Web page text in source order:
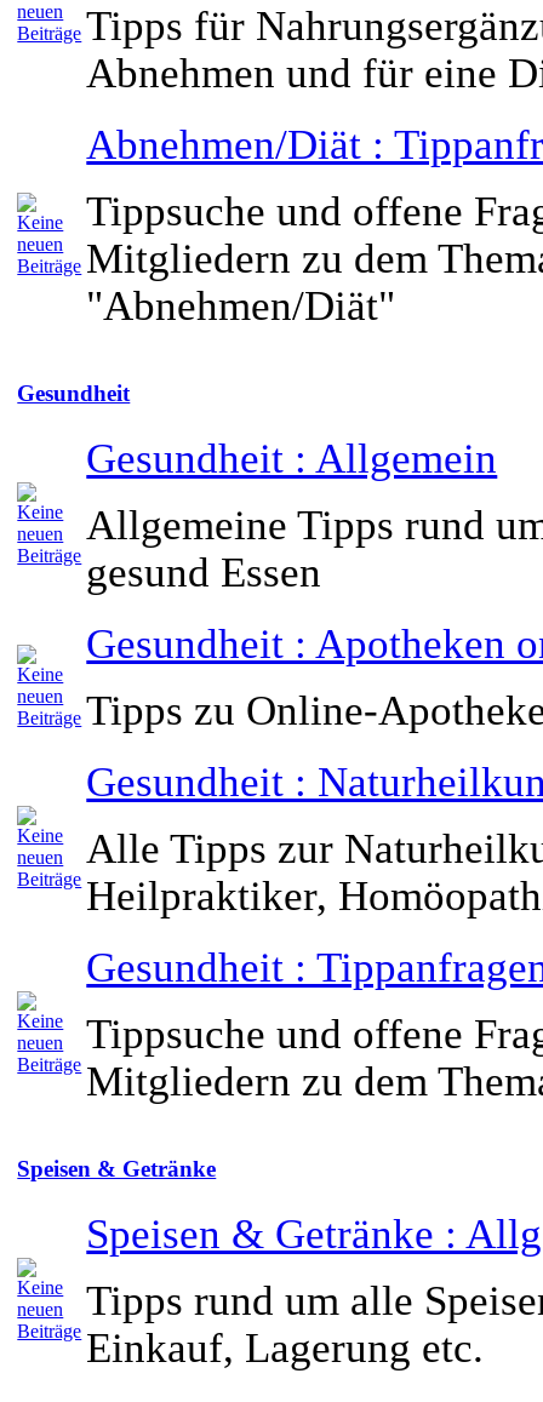
Tipps für
Abnehmen und für eine
Abnehmen/Diät :
Tippsuche und offene
Mitgliedern zu dem
"Abnehmen/Diät"
Gesundheit
Gesundheit : Allgemein
Allgemeine Tipps rund
gesund Essen
Gesundheit : Apotheken
Tipps zu Online-
Gesundheit :
Alle Tipps zur
Heilpraktiker,
Gesundheit :
Tippsuche und offene
Mitgliedern zu dem
Speisen & Getränke
Speisen & Getränke :
Tipps rund um alle
Einkauf, Lagerung etc.